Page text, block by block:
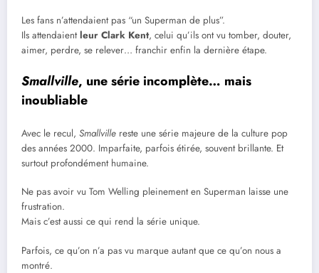
Les fans n’attendaient pas “un Superman de plus”.
Ils attendaientleur Clark Kent, celui qu’ils ont vu tomber, douter,
aimer, perdre, se relever… franchir enfin la dernière étape.
Smallville, une série incomplète… mais
inoubliable
Avec le recul, Smallville reste une série majeure de la culture pop
des années 2000. Imparfaite, parfois étirée, souvent brillante. Et
surtout profondément humaine.
Ne pas avoir vu Tom Welling pleinement en Superman laisse une
frustration.
Mais c’est aussi ce qui rend la série unique.
Parfois, ce qu’on n’a pas vu marque autant que ce qu’on nous a
montré.